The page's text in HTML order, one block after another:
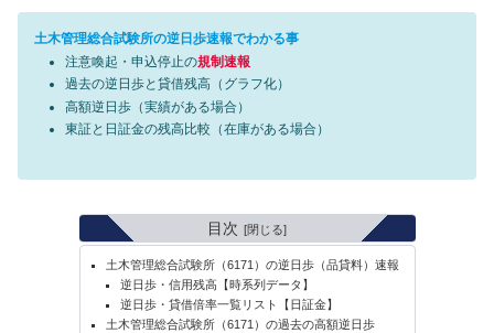
土木管理総合試験所の逆日歩速報でわかる事
注意喚起・申込停止の規制速報
過去の逆日歩と貸借残高（グラフ化）
高額逆日歩（実績がある場合）
東証と日証金の残高比較（在庫がある場合）
目次
土木管理総合試験所（6171）の逆日歩（品貸料）速報
逆日歩・信用残高【時系列データ】
逆日歩・貸借倍率一覧リスト【日証金】
土木管理総合試験所（6171）の過去の高額逆日歩